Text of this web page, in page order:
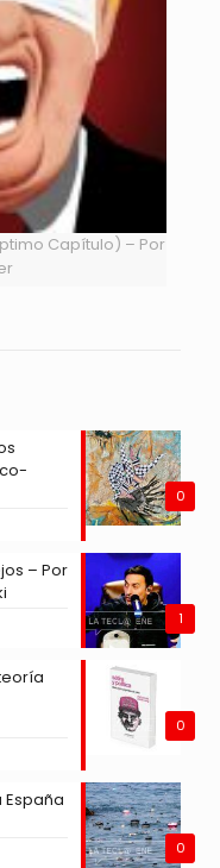
Capítulo) – Por
0
1
– Por
0
0